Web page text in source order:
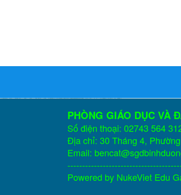
PHÒNG GIÁO DỤC VÀ
Số điện thoại: 02743 564
Địa chỉ: 30 Tháng 4,
Email:
Powered by NukeViet Edu